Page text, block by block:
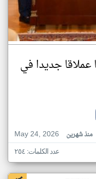
جديدا في
May 24, 2026
منذ شهرين
عدد الكلمات: ٢٥٤